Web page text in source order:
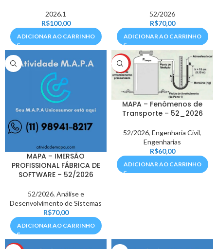
2026.1
R$100,00
ADICIONAR AO CARRINHO
52/2026
R$70,00
ADICIONAR AO CARRINHO
MAPA – IMERSÃO
PROFISSIONAL FÁBRICA DE
SOFTWARE – 52/2026
52/2026, Análise e
Desenvolvimento de Sistemas
R$70,00
ADICIONAR AO CARRINHO
HOT
MAPA – Fenômenos de
Transporte – 52_2026
52/2026, Engenharia Civil,
Engenharias
R$60,00
ADICIONAR AO CARRINHO